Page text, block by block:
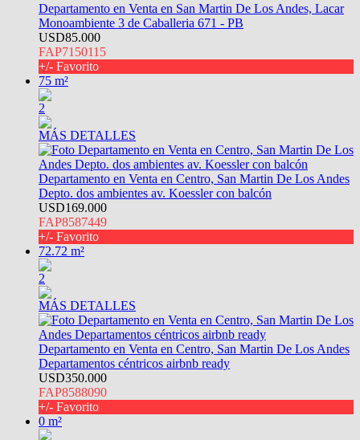
Departamento en Venta en San Martin De Los Andes, Lacar
Monoambiente 3 de Caballeria 671 - PB
USD85.000
FAP7150115
+/- Favorito
75 m²
2
MÁS DETALLES
Departamento en Venta en Centro, San Martin De Los Andes
Depto. dos ambientes av. Koessler con balcón
USD169.000
FAP8587449
+/- Favorito
72.72 m²
2
MÁS DETALLES
Departamento en Venta en Centro, San Martin De Los Andes
Departamentos céntricos airbnb ready
USD350.000
FAP8588090
+/- Favorito
0 m²